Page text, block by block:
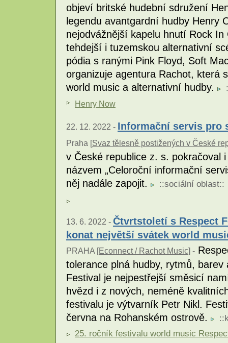
objeví britské hudební sdružení
legendu avantgardní hudby Henry
nejodvážnější kapelu hnutí Rock
tehdejší i tuzemskou alternativní
pódia s ranými Pink Floyd, Soft
organizuje agentura Rachot, která
world music a alternativní hudby.
Henry Now
22. 12. 2022 - Informační servis pro
Praha [Svaz tělesně postižených v České
v České republice z. s. pokračoval
názvem „Celoroční informační
něj nadále zapojit.
::sociální oblast::
13. 6. 2022 - Čtvrtstoletí s Respect
konat největší svátek world
PRAHA [ Econnect / Rachot Music ] -
tolerance plná hudby, rytmů,
Festival je nejpestřejší směsicí
hvězd i z nových, neméně
festivalu je výtvarník Petr Nikl.
června na Rohanském ostrově.
::
25. ročník festivalu world music